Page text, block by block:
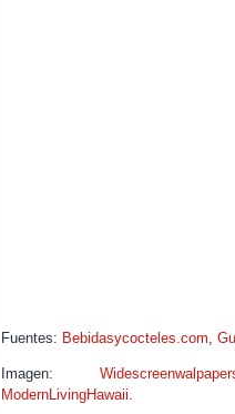
Fuentes: Bebidasycocteles.com,
Imagen:
ModernLivingHawaii.